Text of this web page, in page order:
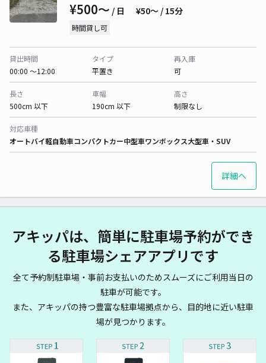
¥500〜 / 日 ¥50〜 / 15分
時間貸し可
貸出時間
00:00 〜12:00
タイプ
平置き
再入庫
可
長さ
500cm 以下
車幅
190cm 以下
高さ
制限なし
対応車種
オートバイ軽自動車コンパクトカー中型車ワンボックス大型車・SUV
詳細へ
アキッパは、簡単に駐車場予約ができ
る駐車場シェアアプリです
全て予約制駐車場・事前お支払いのためスムーズにご利用当日の
駐車が可能です。
また、アキッパの持つ豊富な駐車場拠点から、目的地に近い駐車
場が見つかります。